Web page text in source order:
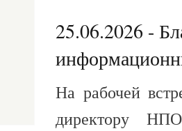
25.06.2026 -
На рабочей
директору